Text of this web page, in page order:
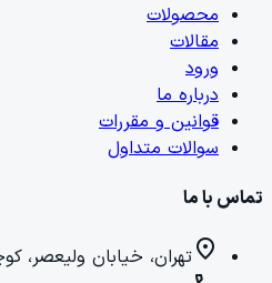
محصولات
مقالات
ورود
درباره ما
قوانین و مقررات
سوالات متداول
تماس با ما
location_onتهران، خیابان ولیعصر،